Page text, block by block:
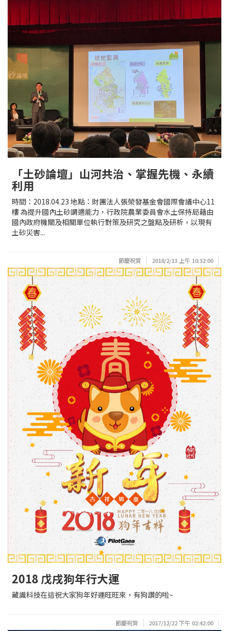
「土砂論壇」山河共治、掌握先機、永續
利用
時間：2018.04.23 地點：財團法人張榮發基金會國際會議中心11
樓 為提升國內土砂調適能力，行政院農業委員會水土保持局藉由
國內政府機關及相關單位執行對策及研究之盤點及研析，以現有
土砂災害...
節慶祝賀 2018/2/13 上午 10:32:00
2018 戊戌狗年行大運
藏識科技在這祝大家狗年好運旺旺來，有狗讚的啦~
節慶祝賀 2017/12/22 下午 02:42:00